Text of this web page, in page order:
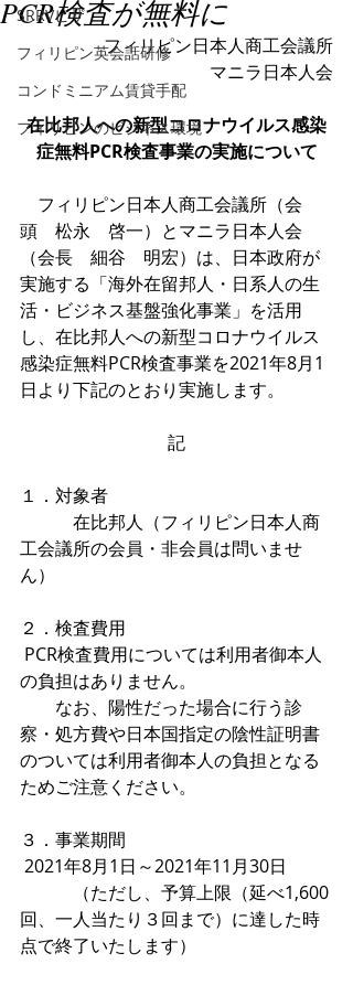
SRRVビザ
フィリピン英会話研修
コンドミニアム賃貸手配
フィリピンのビジネス環境
PCR検査が無料に
フィリピン日本人商工会議所
マニラ日本人会
在比邦人への新型コロナウイルス感染
症無料PCR検査事業の実施について
フィリピン日本人商工会議所（会
頭　松永　啓一）とマニラ日本人会
（会長　細谷　明宏）は、日本政府が
実施する「海外在留邦人・日系人の生
活・ビジネス基盤強化事業」を活用
し、在比邦人への新型コロナウイルス
感染症無料PCR検査事業を2021年8月1
日より下記のとおり実施します。
記
１．対象者
在比邦人（フィリピン日本人商
工会議所の会員・非会員は問いませ
ん）
２．検査費用
の負担はありません。
なお、陽性だった場合に行う診
察・処方費や日本国指定の陰性証明書
のついては利用者御本人の負担となる
ためご注意ください。
３．事業期間
2021年8月1日～2021年11月30日
（ただし、予算上限（延べ1,600
回、一人当たり３回まで）に達した時
点で終了いたします）